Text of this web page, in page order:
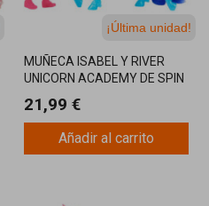
¡Última unidad!
MUÑECA ISABEL Y RIVER
UNICORN ACADEMY DE SPIN
MÁGICAS CON EL UNICORNIO
21,99 €
Añadir al carrito